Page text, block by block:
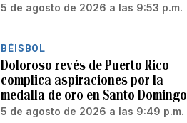
5 de agosto de 2026 a las 9:53 p.m.
BÉISBOL
Doloroso revés de Puerto Rico
complica aspiraciones por la
medalla de oro en Santo Domingo
5 de agosto de 2026 a las 9:49 p.m.